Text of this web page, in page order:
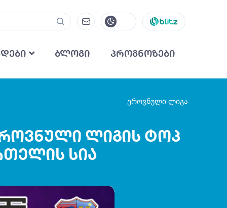
ბლოგი პროგნოზები
ეროვნული ლიგა
ლიგის ტოპ
სია